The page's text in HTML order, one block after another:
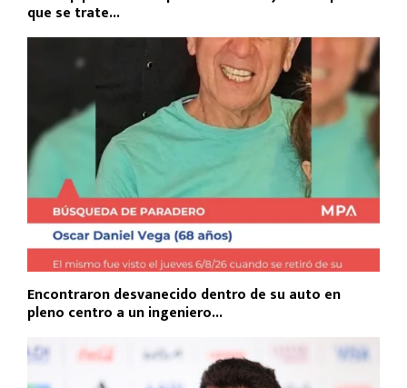
que se trate...
Encontraron desvanecido dentro de su auto en
pleno centro a un ingeniero...